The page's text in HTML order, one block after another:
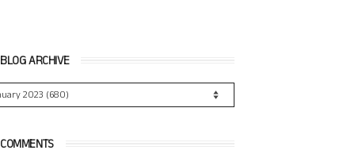
BLOG ARCHIVE
COMMENTS